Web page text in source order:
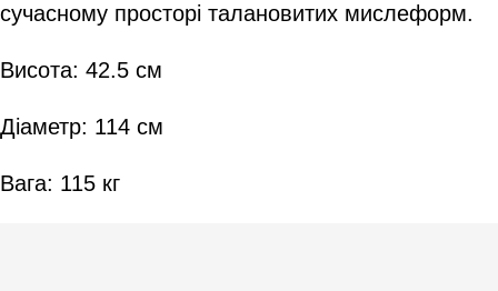
сучасному просторі талановитих мислеформ.
Висота: 42.5 см
Діаметр: 114 см
Вага: 115 кг